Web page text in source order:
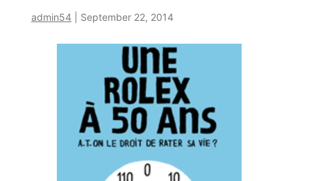
admin54 September 22, 2014